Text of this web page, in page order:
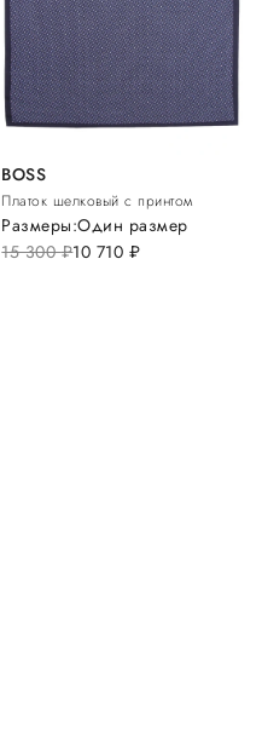
BOSS
Платок шелковый с принтом
15 300руб.10 710 руб.
Размеры:Один размер